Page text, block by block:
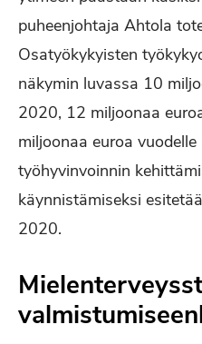
puheenjohtaja Ahtola
Osatyökykyisten
näkymin luvassa 10
2020, 12 miljoonaa
miljoonaa euroa
työhyvinvoinnin
käynnistämiseksi
2020.